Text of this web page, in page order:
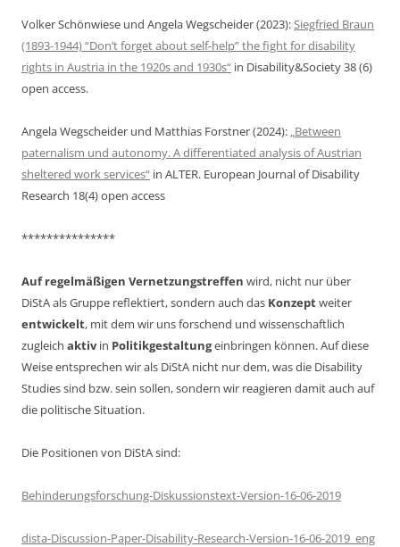
Volker Schönwiese und Angela Wegscheider (2023):Siegfried Braun
(1893-1944) “Don’t forget about self-help” the fight for disability
rights in Austria in the 1920s and 1930s“ in Disability&Society 38 (6)
open access.
Angela Wegscheider und Matthias Forstner (2024): „Between
paternalism und autonomy. A differentiated analysis of Austrian
sheltered work services“ in ALTER. European Journal of Disability
Research 18(4) open access
***************
Auf regelmäßigen Vernetzungstreffen wird, nicht nur über
DiStA als Gruppe reflektiert, sondern auch das Konzeptweiter
entwickelt, mit dem wir uns forschend und wissenschaftlich
zugleich aktivin Politikgestaltungeinbringen können. Auf diese
Weise entsprechen wir als DiStA nicht nur dem, was die Disability
Studies sind bzw. sein sollen, sondern wir reagieren damit auch auf
die politische Situation.
Die Positionen von DiStA sind:
Behinderungsforschung-Diskussionstext-Version-16-06-2019
dista-Discussion-Paper-Disability-Research-Version-16-06-2019_eng